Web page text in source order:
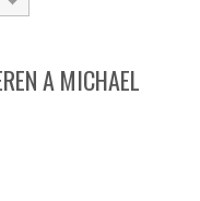
A MICHAEL